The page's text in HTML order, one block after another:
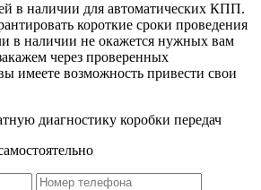
в наличии для автоматических КПП.
короткие сроки проведения
в наличии не окажется нужных вам
через проверенных
имеете возможность привести свои
диагностику коробки передач